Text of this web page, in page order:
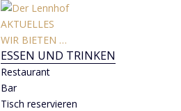
AKTUELLES
WIR BIETEN …
ESSEN UND TRINKEN
Restaurant
Bar
Tisch reservieren